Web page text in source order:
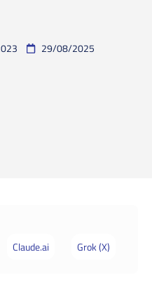
29/08/2025
Claude.ai Grok (X)